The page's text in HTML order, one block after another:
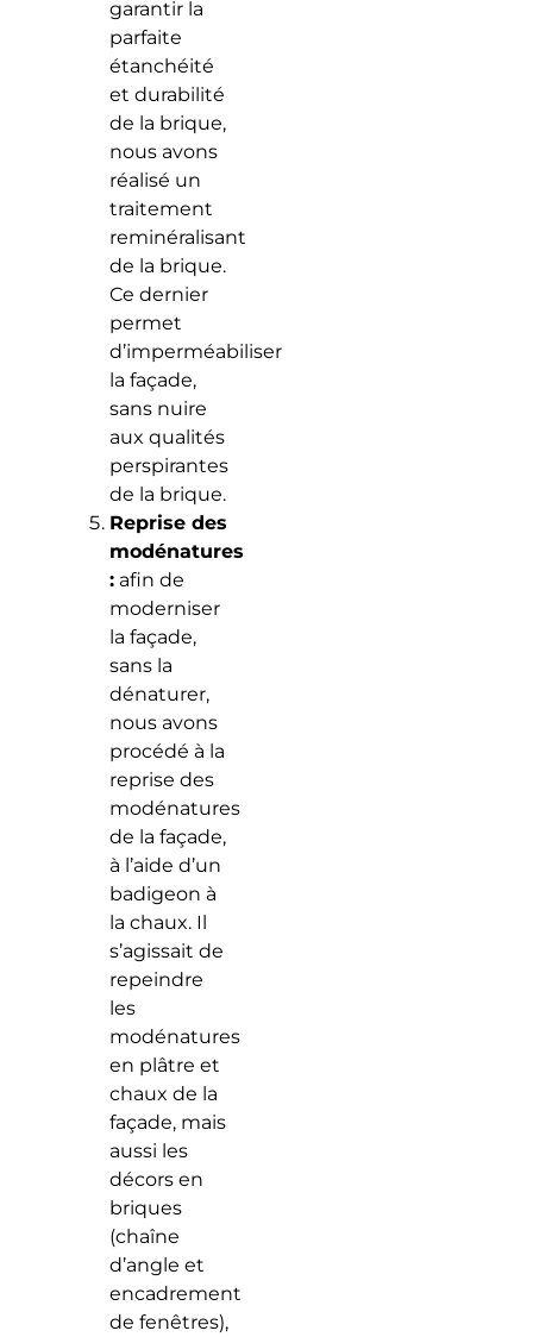
garantir la
parfaite
étanchéité
et durabilité
de la brique,
nous avons
réalisé un
traitement
reminéralisant
de la brique.
Ce dernier
permet
d’imperméabiliser
la façade,
sans nuire
aux qualités
perspirantes
de la brique.
Reprise des
modénatures
:afin de
moderniser
la façade,
sans la
dénaturer,
nous avons
procédé à la
reprise des
modénatures
de la façade,
à l’aide d’un
badigeon à
la chaux. Il
s’agissait de
repeindre
les
modénatures
en plâtre et
chaux de la
façade, mais
aussi les
décors en
briques
(chaîne
d’angle et
encadrement
de fenêtres),